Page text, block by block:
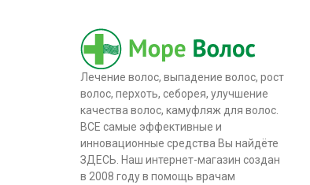
Лечение волос, выпадение волос, рост
волос, перхоть, себорея, улучшение
качества волос, камуфляж для волос.
ВСЕ самые эффективные и
инновационные средства Вы найдёте
ЗДЕСЬ. Наш интернет-магазин создан
в 2008 году в помощь врачам